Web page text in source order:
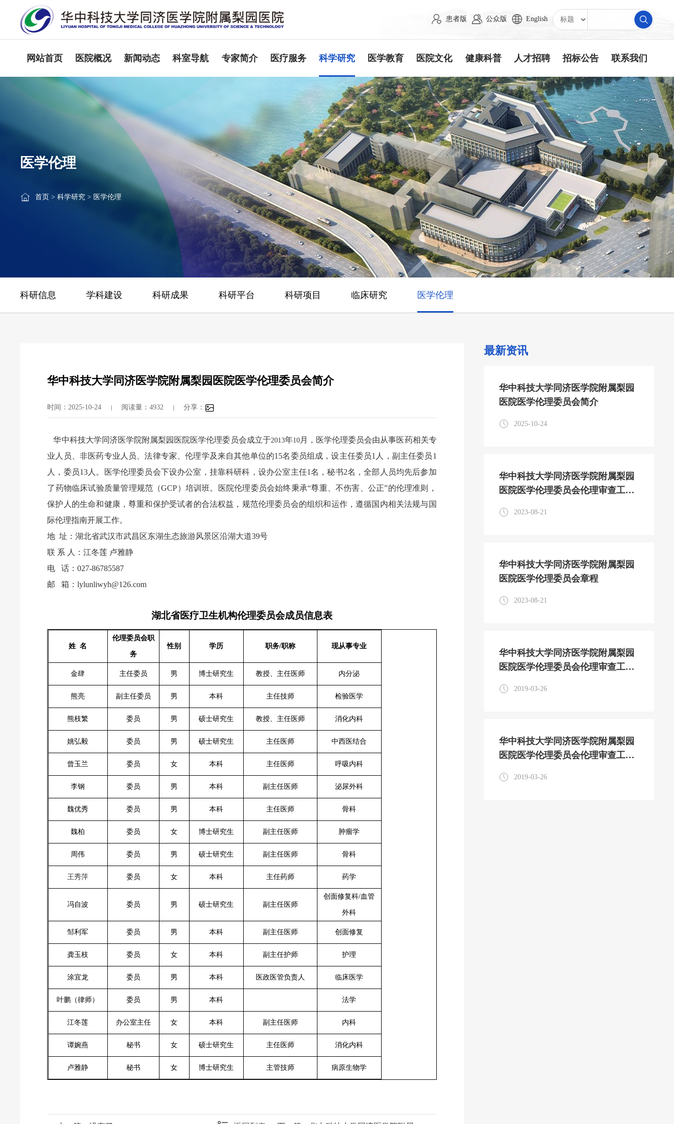
患者版 公众版 English
网站首页 医院概况 新闻动态 科室导航 专家简介 医疗服务 科学研究 医学教育 医院文化 健康科普 人才招聘 招标公告 联系我们
医学伦理
首页 >科学研究 > 医学伦理
科研信息 学科建设 科研成果 科研平台 科研项目 临床研究 医学伦理
华中科技大学同济医学院附属梨园医院医学伦理委员会简介
时间：2025-10-24 阅读量：4932 分享：
华中科技大学同济医学院附属梨园医院医学伦理委员会成立于2013年10月，医学伦理委员会由从事医药相关专
业人员、非医药专业人员、法律专家、伦理学及来自其他单位的15名委员组成，设主任委员1人，副主任委员1
人，委员13人。医学伦理委员会下设办公室，挂靠科研科，设办公室主任1名，秘书2名，全部人员均先后参加
了药物临床试验质量管理规范（GCP）培训班。医院伦理委员会始终秉承“尊重、不伤害、公正”的伦理准则，
保护人的生命和健康，尊重和保护受试者的合法权益，规范伦理委员会的组织和运作，遵循国内相关法规与国
际伦理指南开展工作。
地 址：湖北省武汉市武昌区东湖生态旅游风景区沿湖大道39号
联 系 人：江冬莲 卢雅静
电
话：027-86785587
邮
箱：lylunliwyh@126.com
湖北省医疗卫生机构伦理委员会成员信息表
姓 名
伦理委员会职
务
性别 学历 职务/职称 现从事专业
金肆 主任委员 男 博士研究生 教授、 主任医师 内分泌
熊亮 副主任委员 男 本科 主任技师 检验医学
熊枝繁 委员 男 硕士研究生 教授、 主任医师 消化内科
姚弘毅 委员 男 硕士研究生 主任医师 中西医结合
曾玉兰 委员 女 本科 主任医师 呼吸内科
李钢 委员 男 本科 副主任医师 泌尿外科
魏优秀 委员 男 本科 主任医师 骨科
魏柏 委员 女 博士研究生 副主任医师 肿瘤学
周伟 委员 男 硕士研究生 副主任医师 骨科
王秀萍 委员 女 本科 主任药师 药学
冯自波 委员 男 硕士研究生 副主任医师
创面修复科/血管
外科
邹利军 委员 男 本科 副主任医师 创面修复
龚玉枝 委员 女 本科 副主任护师 护理
涂宜龙 委员 男 本科 医政医管负责人 临床医学
叶鹏（律师） 委员 男 本科 法学
江冬莲 办公室主任 女 本科 副主任医师 内科
谭婉燕 秘书 女 硕士研究生 主任医师 消化内科
卢雅静 秘书 女 博士研究生 主管技师 病原生物学
最新资讯
华中科技大学同济医学院附属梨园
医院医学伦理委员会简介
2025-10-24
华中科技大学同济医学院附属梨园
医院医学伦理委员会伦理审查工作
2023-08-21
华中科技大学同济医学院附属梨园
医院医学伦理委员会章程
2023-08-21
华中科技大学同济医学院附属梨园
医院医学伦理委员会伦理审查工作
2019-03-26
华中科技大学同济医学院附属梨园
医院医学伦理委员会伦理审查工作
2019-03-26